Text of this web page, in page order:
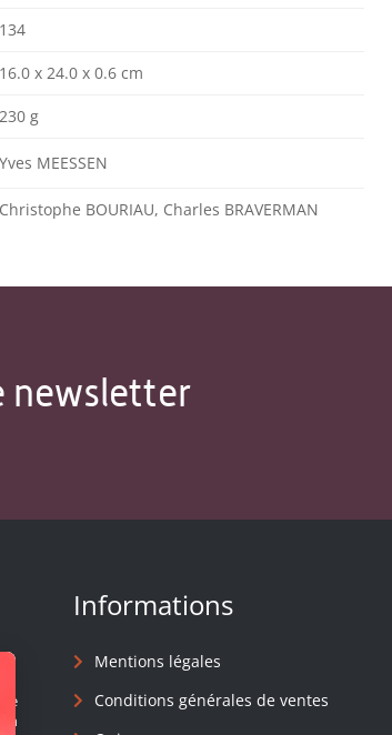
134
16.0 x 24.0 x 0.6 cm
230 g
Yves MEESSEN
Christophe BOURIAU, Charles BRAVERMAN
newsletter
Informations
Mentions légales
Conditions générales de ventes